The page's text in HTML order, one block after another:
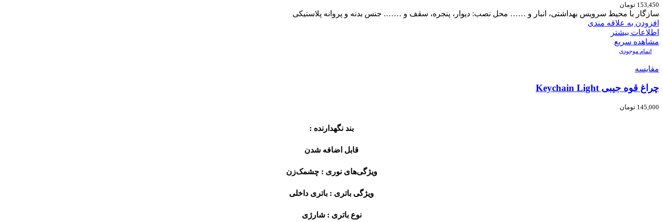
153,450 تومان
سازگار با محیط سرویس بهداشتی، انبار و …… محل نصب: دیوار، پنجره، سقف و ……. جنس بدنه و پروانه پلاستیکی
افزودن به علاقه مندی
اطلاعات بیشتر
مشاهده سریع
اتمام موجودی
مقایسه
چراغ قوه جیبی Keychain Light
145,000 تومان
بند نگهدارنده :
قابل اضافه شدن
ویژگی‌های نوری :چشمک‌زن
ویژگی باتری : باتری داخلی
نوع باتری :شارژی